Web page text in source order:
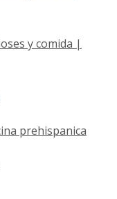
y comida |
prehispanica